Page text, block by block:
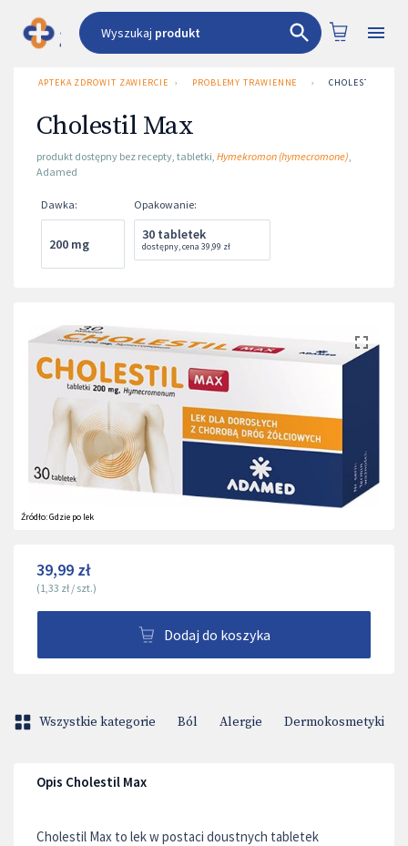
Wyszukaj produkt
APTEKA ZDROWIT ZAWIERCIE UL. 3 MAJA 1
› PROBLEMY TRAWIENNE › CHOLESTIL MAX
Cholestil Max
produkt dostępny bez recepty, tabletki, Hymekromon (hymecromone),
Adamed
Dawka:
200 mg
Opakowanie:
30 tabletek
dostępny,cena 39,99 zł
Źródło:Gdzie po lek
39,99 zł
(1,33 zł / szt.)
Dodaj do koszyka
Wszystkie kategorie Ból Alergie Dermokosmetyki
Opis Cholestil Max
Cholestil Max to lek w postaci doustnych tabletek